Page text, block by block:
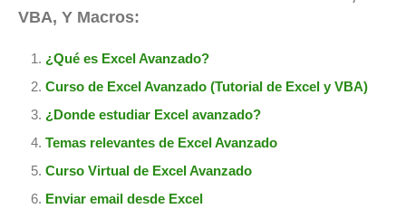
VBA, Y Macros:
¿Qué es Excel Avanzado?
Curso de Excel Avanzado (Tutorial de Excel y VBA)
¿Donde estudiar Excel avanzado?
Temas relevantes de Excel Avanzado
Curso Virtual de Excel Avanzado
Enviar email desde Excel